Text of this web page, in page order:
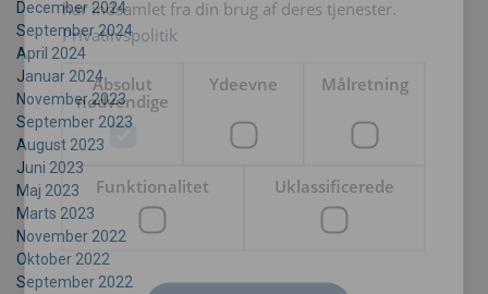
December 2024
September 2024
April 2024
Januar 2024
November 2023
September 2023
August 2023
Juni 2023
Maj 2023
Marts 2023
November 2022
Oktober 2022
September 2022
har indsamlet fra din brug af deres tjenester.
Privatlivspolitik
Absolut
nødvendige
Ydeevne Målretning
Funktionalitet Uklassificerede